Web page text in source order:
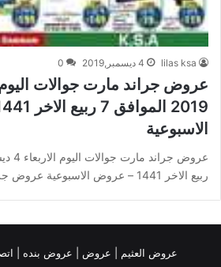
lilas ksa 4 ديسمبر,2019 0
الاسبوعية
ربيع الاخر 1441 – عروض الاسبوعية عروض جراند مارت…
عروض العثيم عروض عروض بنده |